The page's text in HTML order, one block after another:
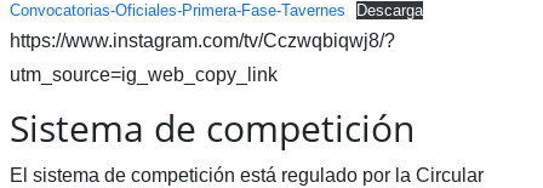
Convocatorias-Oficiales-Primera-Fase-Tavernes Descarga
https://www.instagram.com/tv/Cczwqbiqwj8/?
utm_source=ig_web_copy_link
Sistema de competición
El sistema de competición está regulado por la Circular